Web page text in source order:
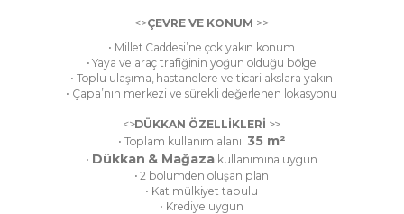
<>ÇEVRE VE KONUM >>
• Millet Caddesi’ne çok yakın konum
• Yaya ve araç trafiğinin yoğun olduğu bölge
• Toplu ulaşıma, hastanelere ve ticari akslara yakın
• Çapa’nın merkezi ve sürekli değerlenen lokasyonu
<>DÜKKAN ÖZELLİKLERİ >>
• Toplam kullanım alanı: 35 m²
• Dükkan & Mağaza kullanımına uygun
• 2 bölümden oluşan plan
• Kat mülkiyet tapulu
• Krediye uygun